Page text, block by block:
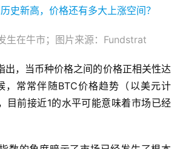
生在牛市；图片来源：Fundstrat
出，当币种价格之间的价格正相关性达
，常常伴随BTC价格趋势（以美元计
目前接近1的水平可能意味着市场已经